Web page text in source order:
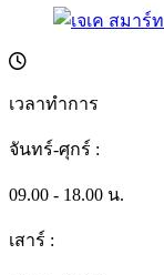
เวลาทำการ
จันทร์-ศุกร์ :
09.00 - 18.00 น.
เสาร์ :